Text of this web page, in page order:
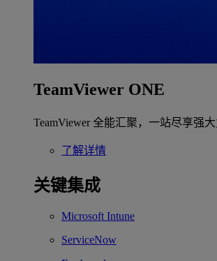
TeamViewer ONE
TeamViewer 全能汇聚，一站尽享强大
了解详情
关键集成
Microsoft Intune
ServiceNow